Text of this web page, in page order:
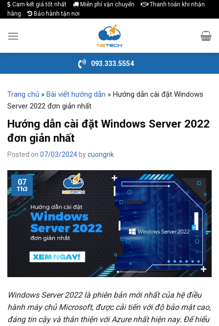
Skip
to
content
Cam kết giá tốt nhất Miễn phí vận chuyển
Thanh toán khi nhận
hàng
Bảo hành tận nơi
093.333.5554
Trang chủ » Bài viết hướng dẫn » Hướng dẫn cài đặt Windows
Server 2022 đơn giản nhất
Hướng dẫn cài đặt Windows Server 2022
đơn giản nhất
Posted on 07/03/2024 bycuongnk
07
Th3
Windows Server 2022 là phiên bản mới nhất của hệ điều
hành máy chủ Microsoft, được cải tiến với độ bảo mật cao,
đáng tin cậy và thân thiện với Azure nhất hiện nay. Để hiểu